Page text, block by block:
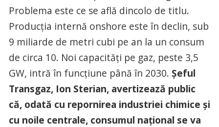
Problema este ce se află dincolo de titlu.
Producția internă onshore este în declin, sub
9 miliarde de metri cubi pe an la un consum
de circa 10. Noi capacități pe gaz, peste 3,5
GW, intră în funcțiune până în 2030. Șeful
Transgaz, Ion Sterian, avertizează public
că, odată cu repornirea industriei chimice și
cu noile centrale, consumul național se va